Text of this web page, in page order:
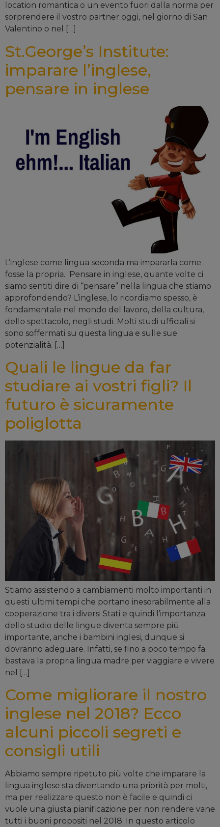
location romantica o un evento fuori dalla norma per
sorprendere il vostro partner oggi, nel giorno di San
Valentino o nel […]
St.George’s Institute:
imparare l’inglese,
pensare in inglese
L’inglese come lingua seconda ma impararla come
fosse la propria. Pensare in inglese, quante volte ci
siamo sentiti dire di “pensare” nella lingua che stiamo
approfondendo? L’inglese, lo ricordiamo spesso, è
fondamentale nel mondo del lavoro, della cultura,
dello spettacolo, negli studi. Molti studi ufficiali si
sono soffermati su questa lingua e sulle sue
potenzialità. […]
Quali le lingue da far
studiare ai vostri figli? Il
futuro è sicuramente
poliglotta
Stiamo assistendo a cambiamenti molto importanti in
questi ultimi tempi che portano inesorabilmente alla
cooperazione tra i diversi Stati e quindi l’importanza
dello studio delle lingue diventa sempre più
importante, anche i bambini inglesi, dunque si
dovranno adeguare. Infatti, se fino a poco tempo fa
bastava la propria lingua madre per viaggiare e vivere
nel […]
Come migliorare il nostro
inglese nel 2018? Ecco
alcuni piccoli segreti e
consigli utili
Abbiamo sempre ripetuto più volte che imparare la
lingua inglese sta diventando una priorità per molti,
ma per realizzare questo non è facile e quindi ci
vuole una giusta pianificazione per non rendere vane
tutti i buoni propositi nel 2018. In questo articolo